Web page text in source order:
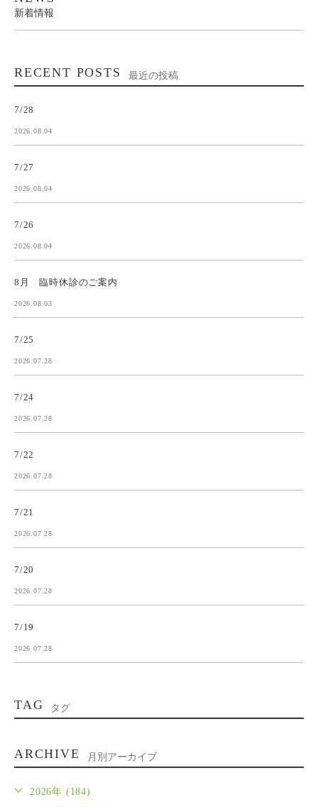
新着情報
RECENT POSTS 最近の投稿
7/28
2026.08.04
7/27
2026.08.04
7/26
2026.08.04
8月 臨時休診のご案内
2026.08.03
7/25
2026.07.28
7/24
2026.07.28
7/22
2026.07.28
7/21
2026.07.28
7/20
2026.07.28
7/19
2026.07.28
TAG タグ
ARCHIVE 月別アーカイブ
2026年 (184)